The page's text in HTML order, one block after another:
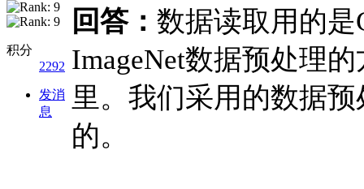
积分
2292
发消
息
回答： 数据读取用的是
ImageNet数据预处理
里。我们采用的数据
的。